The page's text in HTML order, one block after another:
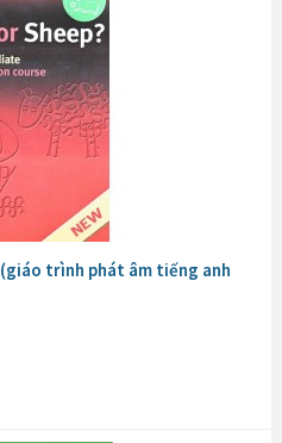
(giáo trình phát âm tiếng anh